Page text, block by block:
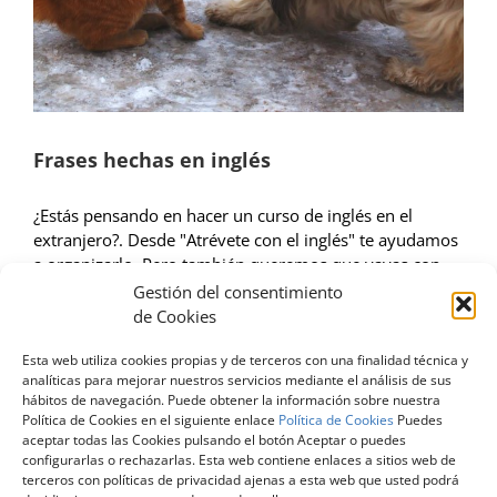
Gestión del consentimiento
de Cookies
Esta web utiliza cookies propias y de terceros con una finalidad técnica y
analíticas para mejorar nuestros servicios mediante el análisis de sus
hábitos de navegación. Puede obtener la información sobre nuestra
Política de Cookies en el siguiente enlace Política de Cookies Puedes
aceptar todas las Cookies pulsando el botón Aceptar o puedes
configurarlas o rechazarlas. Esta web contiene enlaces a sitios web de
terceros con políticas de privacidad ajenas a esta web que usted podrá
Frases hechas en inglés
¿Estás pensando en hacer un curso de inglés en el
extranjero?. Desde "Atrévete con el inglés" te ayudamos
a organizarlo. Pero también queremos que vayas con
una serie de nociones de inglés coloquial que a
cualquiera le irían bien. Porque igual que los españoles
traducidas de forma literal [...]
Por atrevete | mayo 5th, 2017 animales en frases hechas
frases
hechas en inglés, Idiomas Idiomas en el extranjero
comentarios
Más información